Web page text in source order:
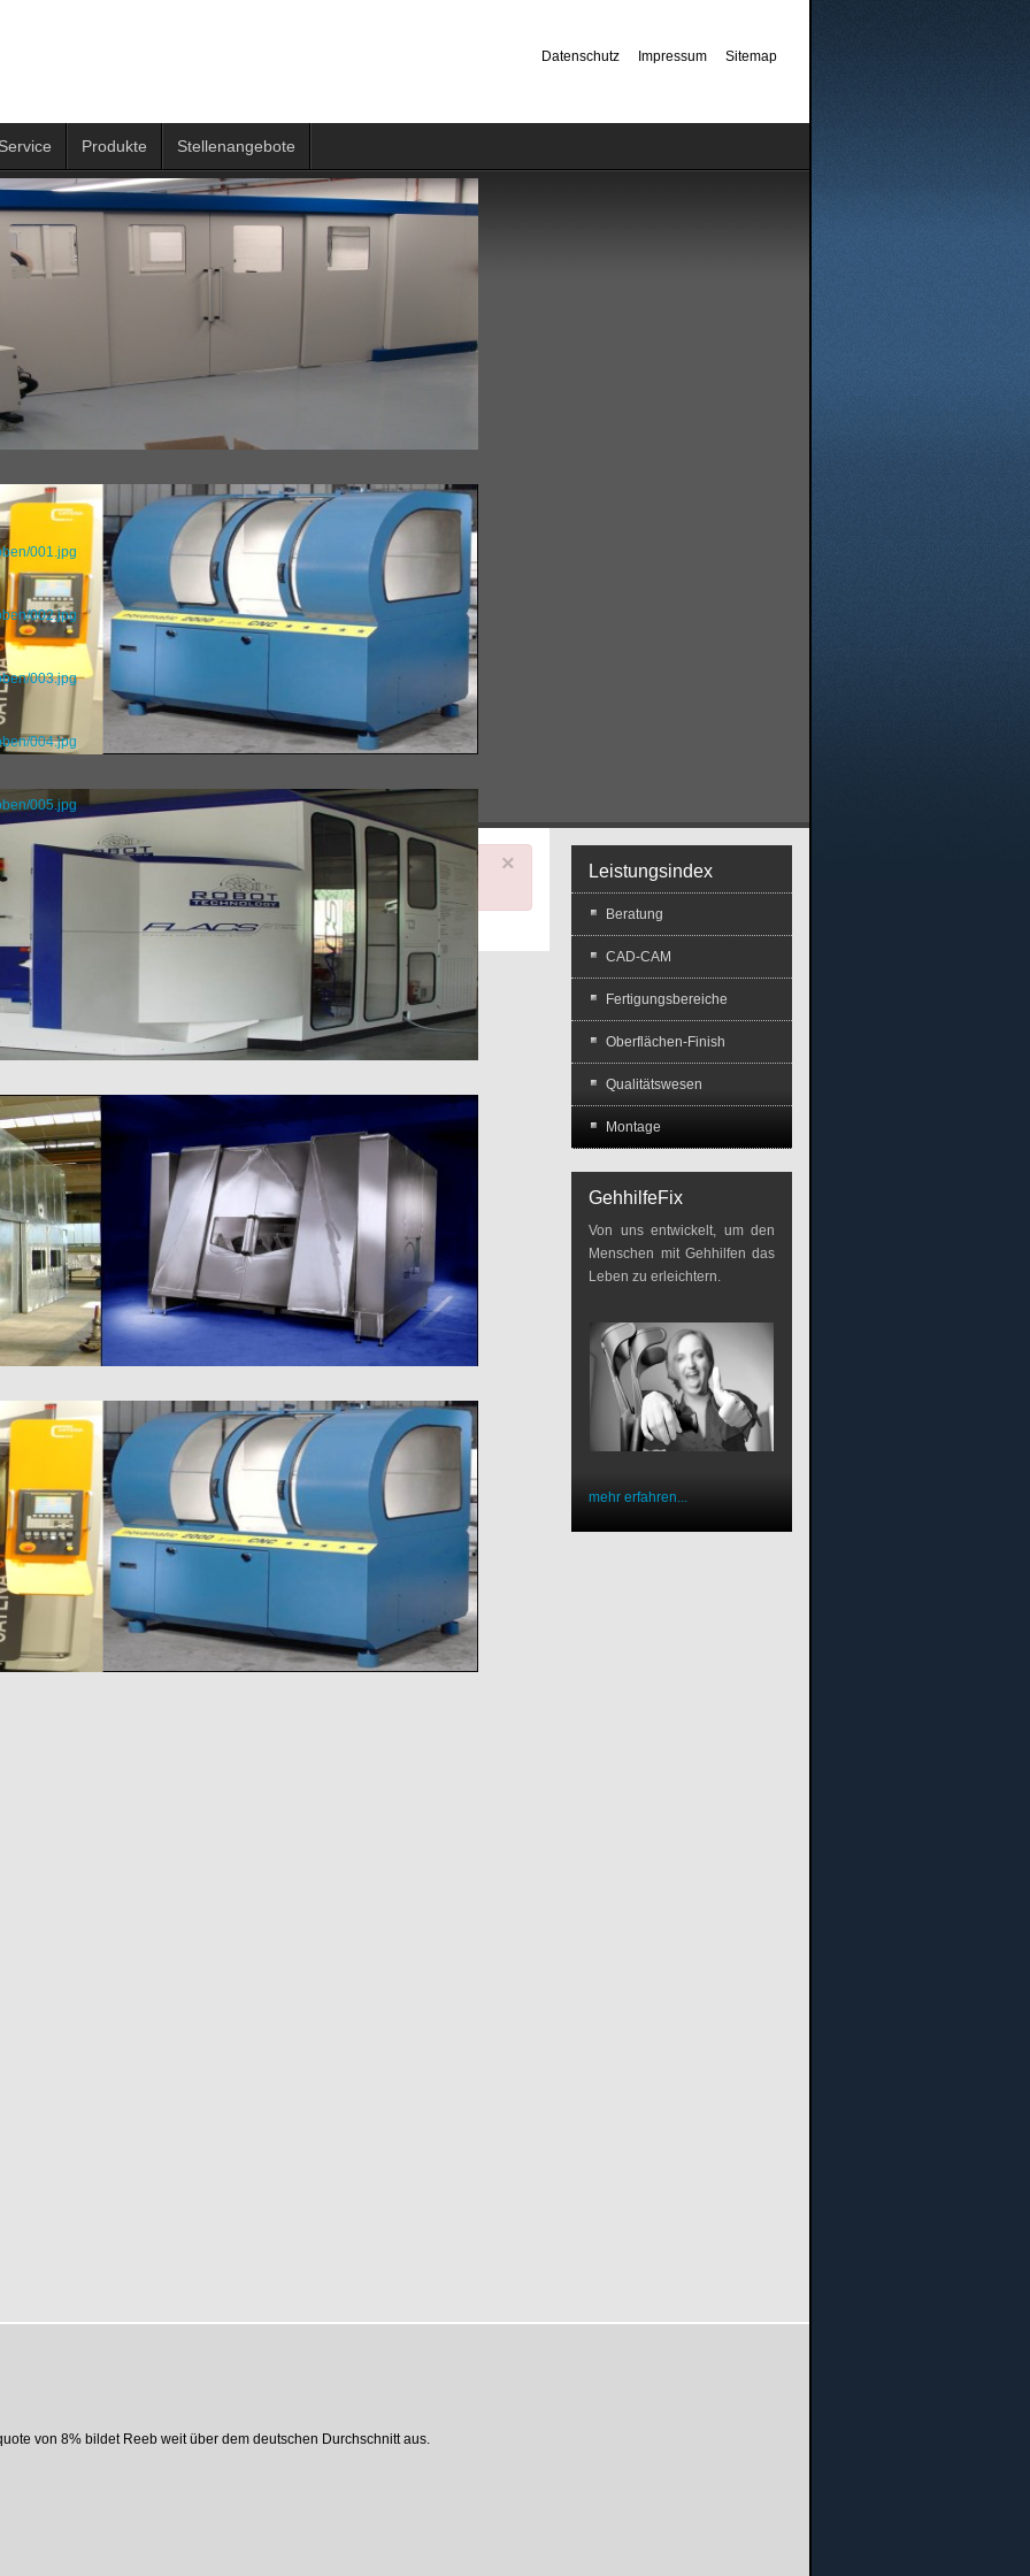
Datenschutz Impressum Sitemap
Produkte Stellenangebote
001.jpg
002.jpg
003.jpg
004.jpg
005.jpg
×
Fehler Leistungsindex
Beratung
CAD-CAM
Fertigungsbereiche
Oberflächen-Finish
Qualitätswesen
Montage
GehhilfeFix
Von uns entwickelt, um den
Menschen mit Gehhilfen das
Leben zu erleichtern.
mehr erfahren...
von 8% bildet Reeb weit über dem deutschen Durchschnitt aus.